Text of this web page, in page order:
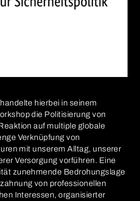
hierbei in seinem
die Politisierung von
auf multiple globale
Verknüpfung von
mit unserem Alltag, unserer
Versorgung vorführen. Eine
zunehmende Bedrohungslage
von professionellen
Interessen, organisierter